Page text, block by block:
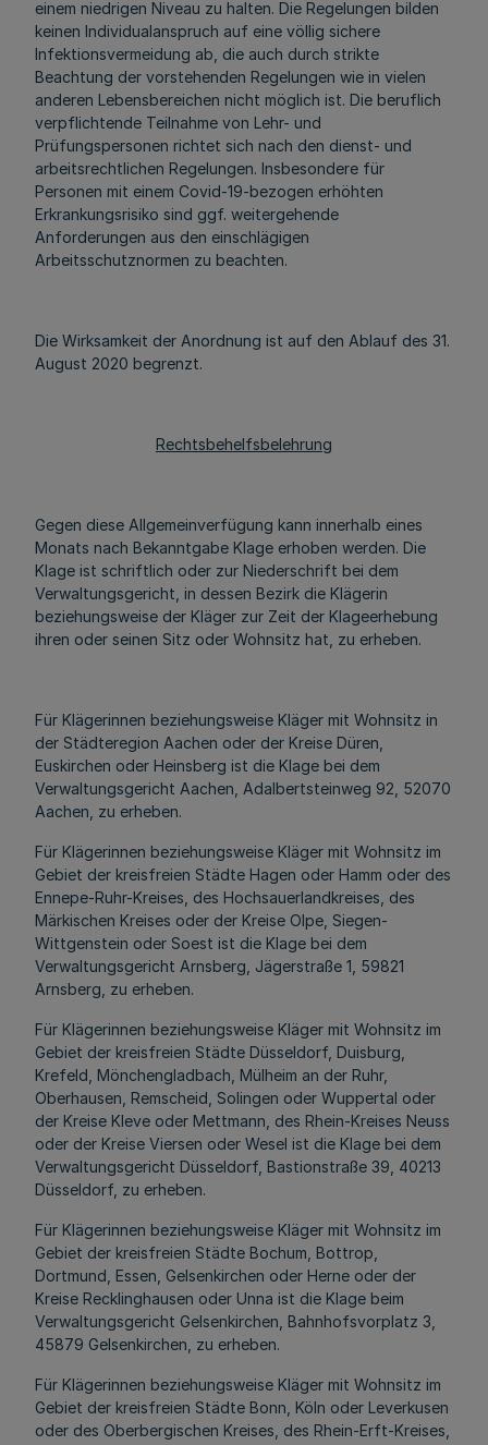
einem niedrigen Niveau zu halten. Die Regelungen bilden
keinen Individualanspruch auf eine völlig sichere
Infektionsvermeidung ab, die auch durch strikte
Beachtung der vorstehenden Regelungen wie in vielen
anderen Lebensbereichen nicht möglich ist. Die beruflich
verpflichtende Teilnahme von Lehr- und
Prüfungspersonen richtet sich nach den dienst- und
arbeitsrechtlichen Regelungen. Insbesondere für
Personen mit einem Covid-19-bezogen erhöhten
Erkrankungsrisiko sind ggf. weitergehende
Anforderungen aus den einschlägigen
Arbeitsschutznormen zu beachten.
Die Wirksamkeit der Anordnung ist auf den Ablauf des 31.
August 2020 begrenzt.
Rechtsbehelfsbelehrung
Gegen diese Allgemeinverfügung kann innerhalb eines
Monats nach Bekanntgabe Klage erhoben werden. Die
Klage ist schriftlich oder zur Niederschrift bei dem
Verwaltungsgericht, in dessen Bezirk die Klägerin
beziehungsweise der Kläger zur Zeit der Klageerhebung
ihren oder seinen Sitz oder Wohnsitz hat, zu erheben.
Für Klägerinnen beziehungsweise Kläger mit Wohnsitz in
der Städteregion Aachen oder der Kreise Düren,
Euskirchen oder Heinsberg ist die Klage bei dem
Verwaltungsgericht Aachen, Adalbertsteinweg 92, 52070
Aachen, zu erheben.
Für Klägerinnen beziehungsweise Kläger mit Wohnsitz im
Gebiet der kreisfreien Städte Hagen oder Hamm oder des
Ennepe-Ruhr-Kreises, des Hochsauerlandkreises, des
Märkischen Kreises oder der Kreise Olpe, Siegen-
Wittgenstein oder Soest ist die Klage bei dem
Verwaltungsgericht Arnsberg, Jägerstraße 1, 59821
Arnsberg, zu erheben.
Für Klägerinnen beziehungsweise Kläger mit Wohnsitz im
Gebiet der kreisfreien Städte Düsseldorf, Duisburg,
Krefeld, Mönchengladbach, Mülheim an der Ruhr,
Oberhausen, Remscheid, Solingen oder Wuppertal oder
der Kreise Kleve oder Mettmann, des Rhein-Kreises Neuss
oder der Kreise Viersen oder Wesel ist die Klage bei dem
Verwaltungsgericht Düsseldorf, Bastionstraße 39, 40213
Düsseldorf, zu erheben.
Für Klägerinnen beziehungsweise Kläger mit Wohnsitz im
Gebiet der kreisfreien Städte Bochum, Bottrop,
Dortmund, Essen, Gelsenkirchen oder Herne oder der
Kreise Recklinghausen oder Unna ist die Klage beim
Verwaltungsgericht Gelsenkirchen, Bahnhofsvorplatz 3,
45879 Gelsenkirchen, zu erheben.
Für Klägerinnen beziehungsweise Kläger mit Wohnsitz im
Gebiet der kreisfreien Städte Bonn, Köln oder Leverkusen
oder des Oberbergischen Kreises, des Rhein-Erft-Kreises,